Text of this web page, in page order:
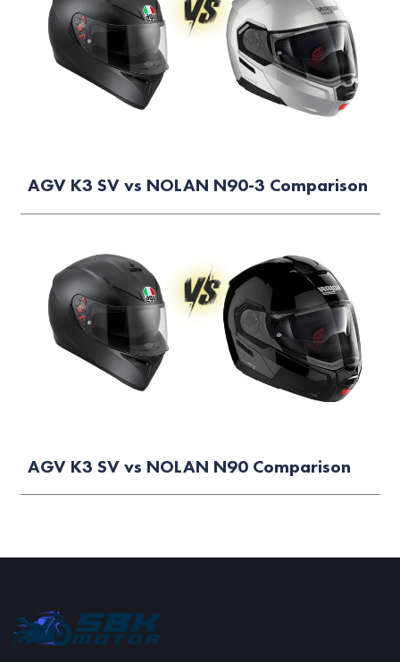
AGV K3 SV vs NOLAN N90-3 Comparison
AGV K3 SV vs NOLAN N90 Comparison